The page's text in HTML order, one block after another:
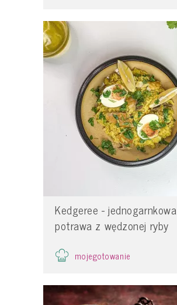
Kedgeree - jednogarnkowa
potrawa z wędzonej ryby
mojegotowanie